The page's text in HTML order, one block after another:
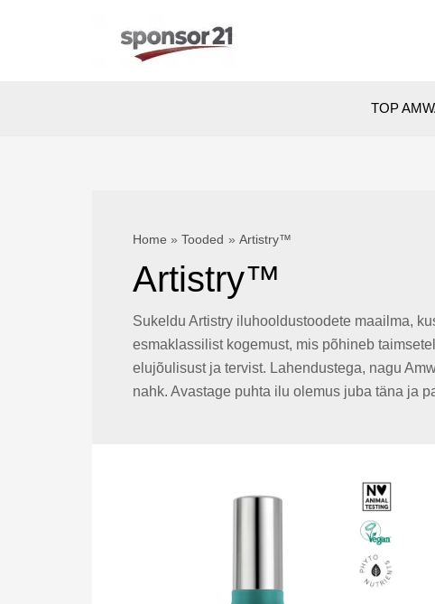
TOP
Home Tooded Artistry™
Artistry™
Sukeldu Artistry iluhooldustoodete maailma,
esmaklassilist kogemust, mis põhineb
elujõulisust ja tervist. Lahendustega, nagu
nahk. Avastage puhta ilu olemus juba täna ja